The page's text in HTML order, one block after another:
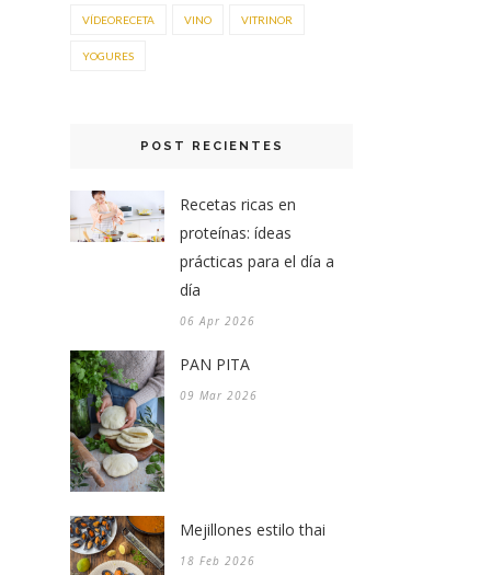
VÍDEORECETA VINO VITRINOR
YOGURES
POST RECIENTES
Recetas ricas en
proteínas: ídeas
prácticas para el día a
día
06 Apr 2026
PAN PITA
09 Mar 2026
Mejillones estilo thai
18 Feb 2026